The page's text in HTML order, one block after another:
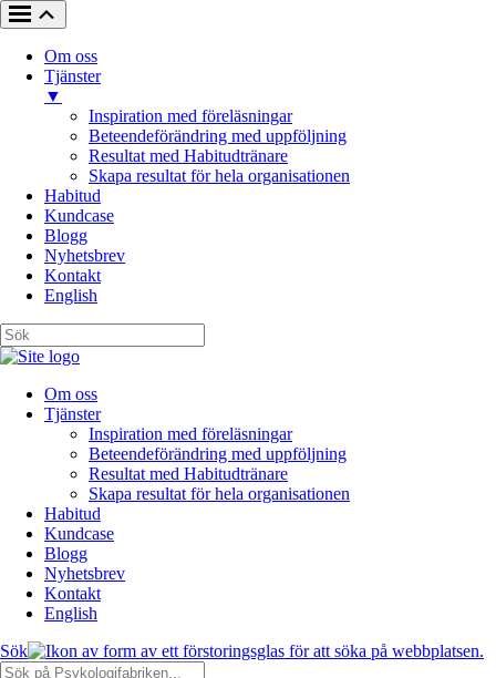
Om oss
Tjänster
▼
Inspiration med föreläsningar
Beteendeförändring med uppföljning
Resultat med Habitudtränare
Skapa resultat för hela organisationen
Habitud
Kundcase
Blogg
Nyhetsbrev
Kontakt
English
Om oss
Tjänster
Inspiration med föreläsningar
Beteendeförändring med uppföljning
Resultat med Habitudtränare
Skapa resultat för hela organisationen
Habitud
Kundcase
Blogg
Nyhetsbrev
Kontakt
English
Sök